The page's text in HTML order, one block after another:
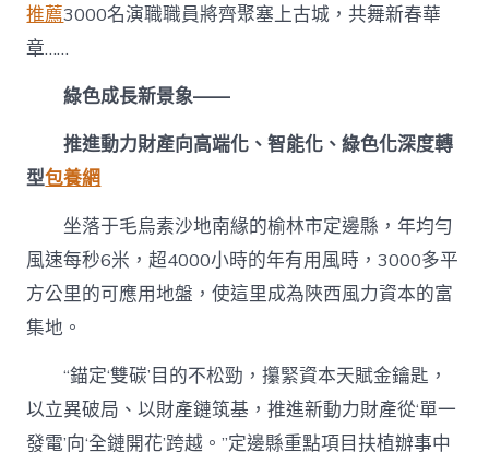
推薦3000名演職職員將齊聚塞上古城，共舞新春華
章……
綠色成長新景象——
推進動力財產向高端化、智能化、綠色化深度轉
型包養網
坐落于毛烏素沙地南緣的榆林市定邊縣，年均勻
風速每秒6米，超4000小時的年有用風時，3000多平
方公里的可應用地盤，使這里成為陜西風力資本的富
集地。
“錨定‘雙碳’目的不松勁，攥緊資本天賦金鑰匙，
以立異破局、以財產鏈筑基，推進新動力財產從‘單一
發電’向‘全鏈開花’跨越。”定邊縣重點項目扶植辦事中